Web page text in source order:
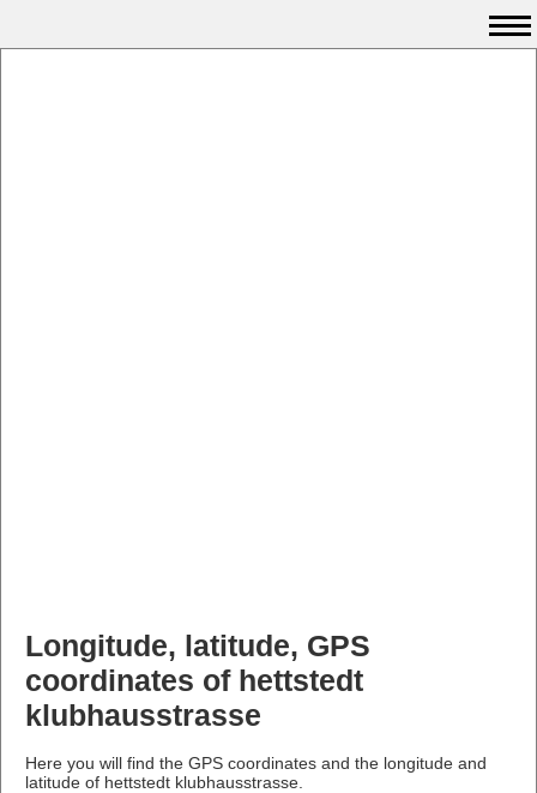
Longitude, latitude, GPS
coordinates of hettstedt
klubhausstrasse
Here you will find the GPS coordinates and the longitude and
latitude of hettstedt klubhausstrasse.